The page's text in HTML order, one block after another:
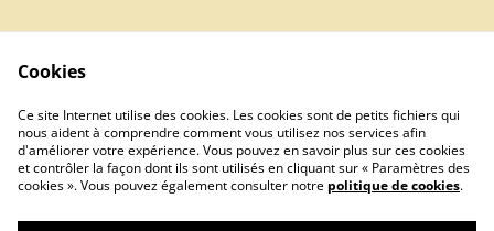
Privacy Policy
Cookie Policy
Cookies
Ce site Internet utilise des cookies. Les cookies sont de petits fichiers qui
nous aident à comprendre comment vous utilisez nos services afin
d'améliorer votre expérience. Vous pouvez en savoir plus sur ces cookies
et contrôler la façon dont ils sont utilisés en cliquant sur « Paramètres des
cookies ». Vous pouvez également consulter notre politique de cookies.